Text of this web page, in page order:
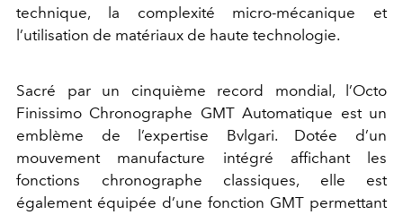
technique, la complexité micro-mécanique et
l’utilisation de matériaux de haute technologie.
Sacré par un cinquième record mondial, l’Octo
Finissimo Chronographe GMT Automatique est un
emblème de l’expertise Bvlgari. Dotée d’un
mouvement manufacture intégré affichant les
fonctions chronographe classiques, elle est
également équipée d’une fonction GMT permettant